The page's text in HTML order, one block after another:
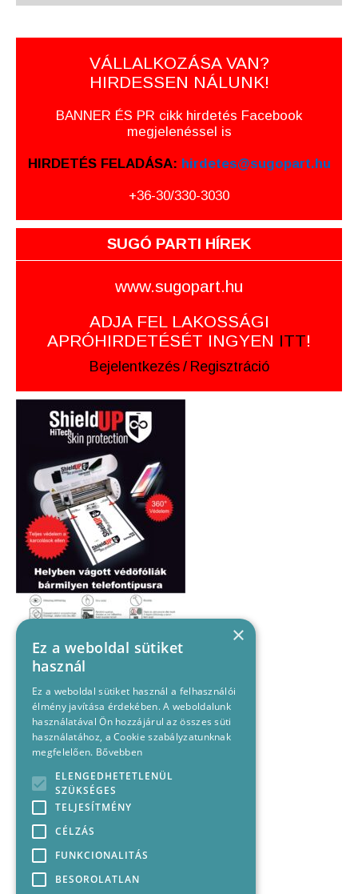
VÁLLALKOZÁSA VAN?
HIRDESSEN NÁLUNK!
BANNER ÉS PR cikk hirdetés Facebook
megjelenéssel is
HIRDETÉS FELADÁSA: hirdetes@sugopart.hu
+36-30/330-3030
SUGÓ PARTI HÍREK
www.sugopart.hu
ADJA FEL LAKOSSÁGI
APRÓHIRDETÉSÉT INGYEN ITT!
Bejelentkezés / Regisztráció
×
Ez a weboldal sütiket
használ
Ez a weboldal sütiket használ a felhasználói
élmény javítása érdekében. A weboldalunk
használatával Ön hozzájárul az összes süti
használatához, a Cookie szabályzatunknak
megfelelően. Bővebben
ELENGEDHETETLENÜL
SZÜKSÉGES
TELJESÍTMÉNY
CÉLZÁS
FUNKCIONALITÁS
BESOROLATLAN